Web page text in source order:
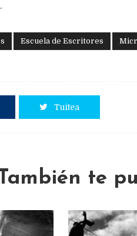
Escuela de Escritores
Tuitea
También te